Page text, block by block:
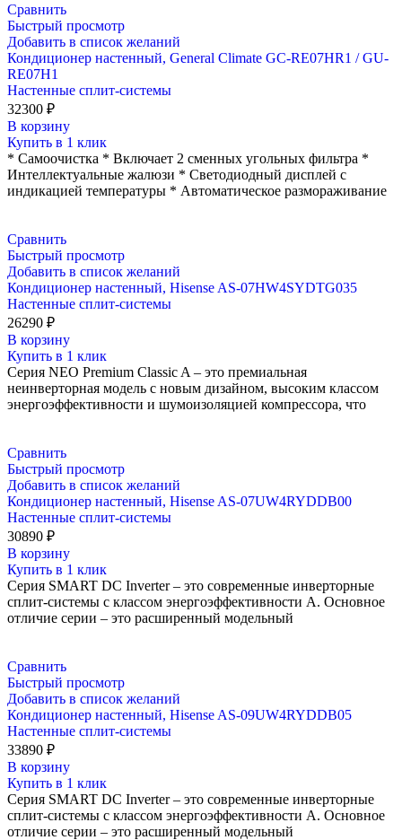
Сравнить
Быстрый просмотр
Добавить в список желаний
Кондиционер настенный, General Climate GC-RE07HR1 / GU-
RE07H1
Настенные сплит-системы
32300 ₽
В корзину
Купить в 1 клик
* Самоочистка * Включает 2 сменных угольных фильтра *
Интеллектуальные жалюзи * Светодиодный дисплей с
индикацией температуры * Автоматическое размораживание
Сравнить
Быстрый просмотр
Добавить в список желаний
Кондиционер настенный, Hisense AS-07HW4SYDTG035
Настенные сплит-системы
26290 ₽
В корзину
Купить в 1 клик
Серия NEO Premium Classic A – это премиальная
неинверторная модель с новым дизайном, высоким классом
энергоэффективности и шумоизоляцией компрессора, что
Сравнить
Быстрый просмотр
Добавить в список желаний
Кондиционер настенный, Hisense AS-07UW4RYDDB00
Настенные сплит-системы
30890 ₽
В корзину
Купить в 1 клик
Серия SMART DC Inverter – это современные инверторные
сплит-системы с классом энергоэффективности А. Основное
отличие серии – это расширенный модельный
Сравнить
Быстрый просмотр
Добавить в список желаний
Кондиционер настенный, Hisense AS-09UW4RYDDB05
Настенные сплит-системы
33890 ₽
В корзину
Купить в 1 клик
Серия SMART DC Inverter – это современные инверторные
сплит-системы с классом энергоэффективности А. Основное
отличие серии – это расширенный модельный